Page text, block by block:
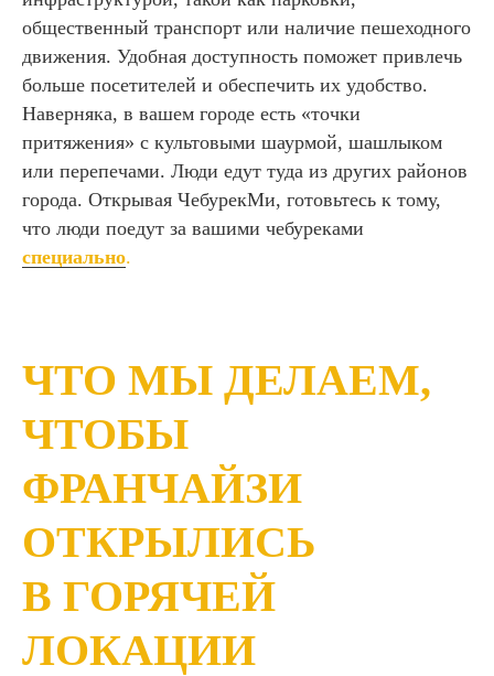
общественный транспорт или наличие пешеходного
движения. Удобная доступность поможет привлечь
больше посетителей и обеспечить их удобство.
Наверняка, в вашем городе есть «точки
притяжения» с культовыми шаурмой, шашлыком
или перепечами. Люди едут туда из других районов
города. Открывая ЧебурекМи, готовьтесь к тому,
что люди поедут за вашими чебуреками
специально.
ЧТО МЫ ДЕЛАЕМ,
ЧТОБЫ
ФРАНЧАЙЗИ
ОТКРЫЛИСЬ
В ГОРЯЧЕЙ
ЛОКАЦИИ